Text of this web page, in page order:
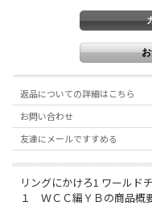
返品についての詳細はこちら
お問い合わせ
友達にメールですすめる
リングにかけろ1 ワール
１ ＷＣＣ編ＹＢの商品概